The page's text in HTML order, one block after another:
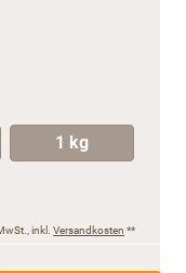
1 kg
inkl. Versandkosten **